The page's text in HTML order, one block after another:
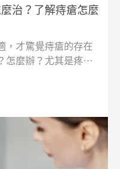
治？了解痔瘡怎麼
，才驚覺痔瘡的存在
怎麼辦？尤其是疼痛
的生活習慣與身體
與後續處理方向，幫